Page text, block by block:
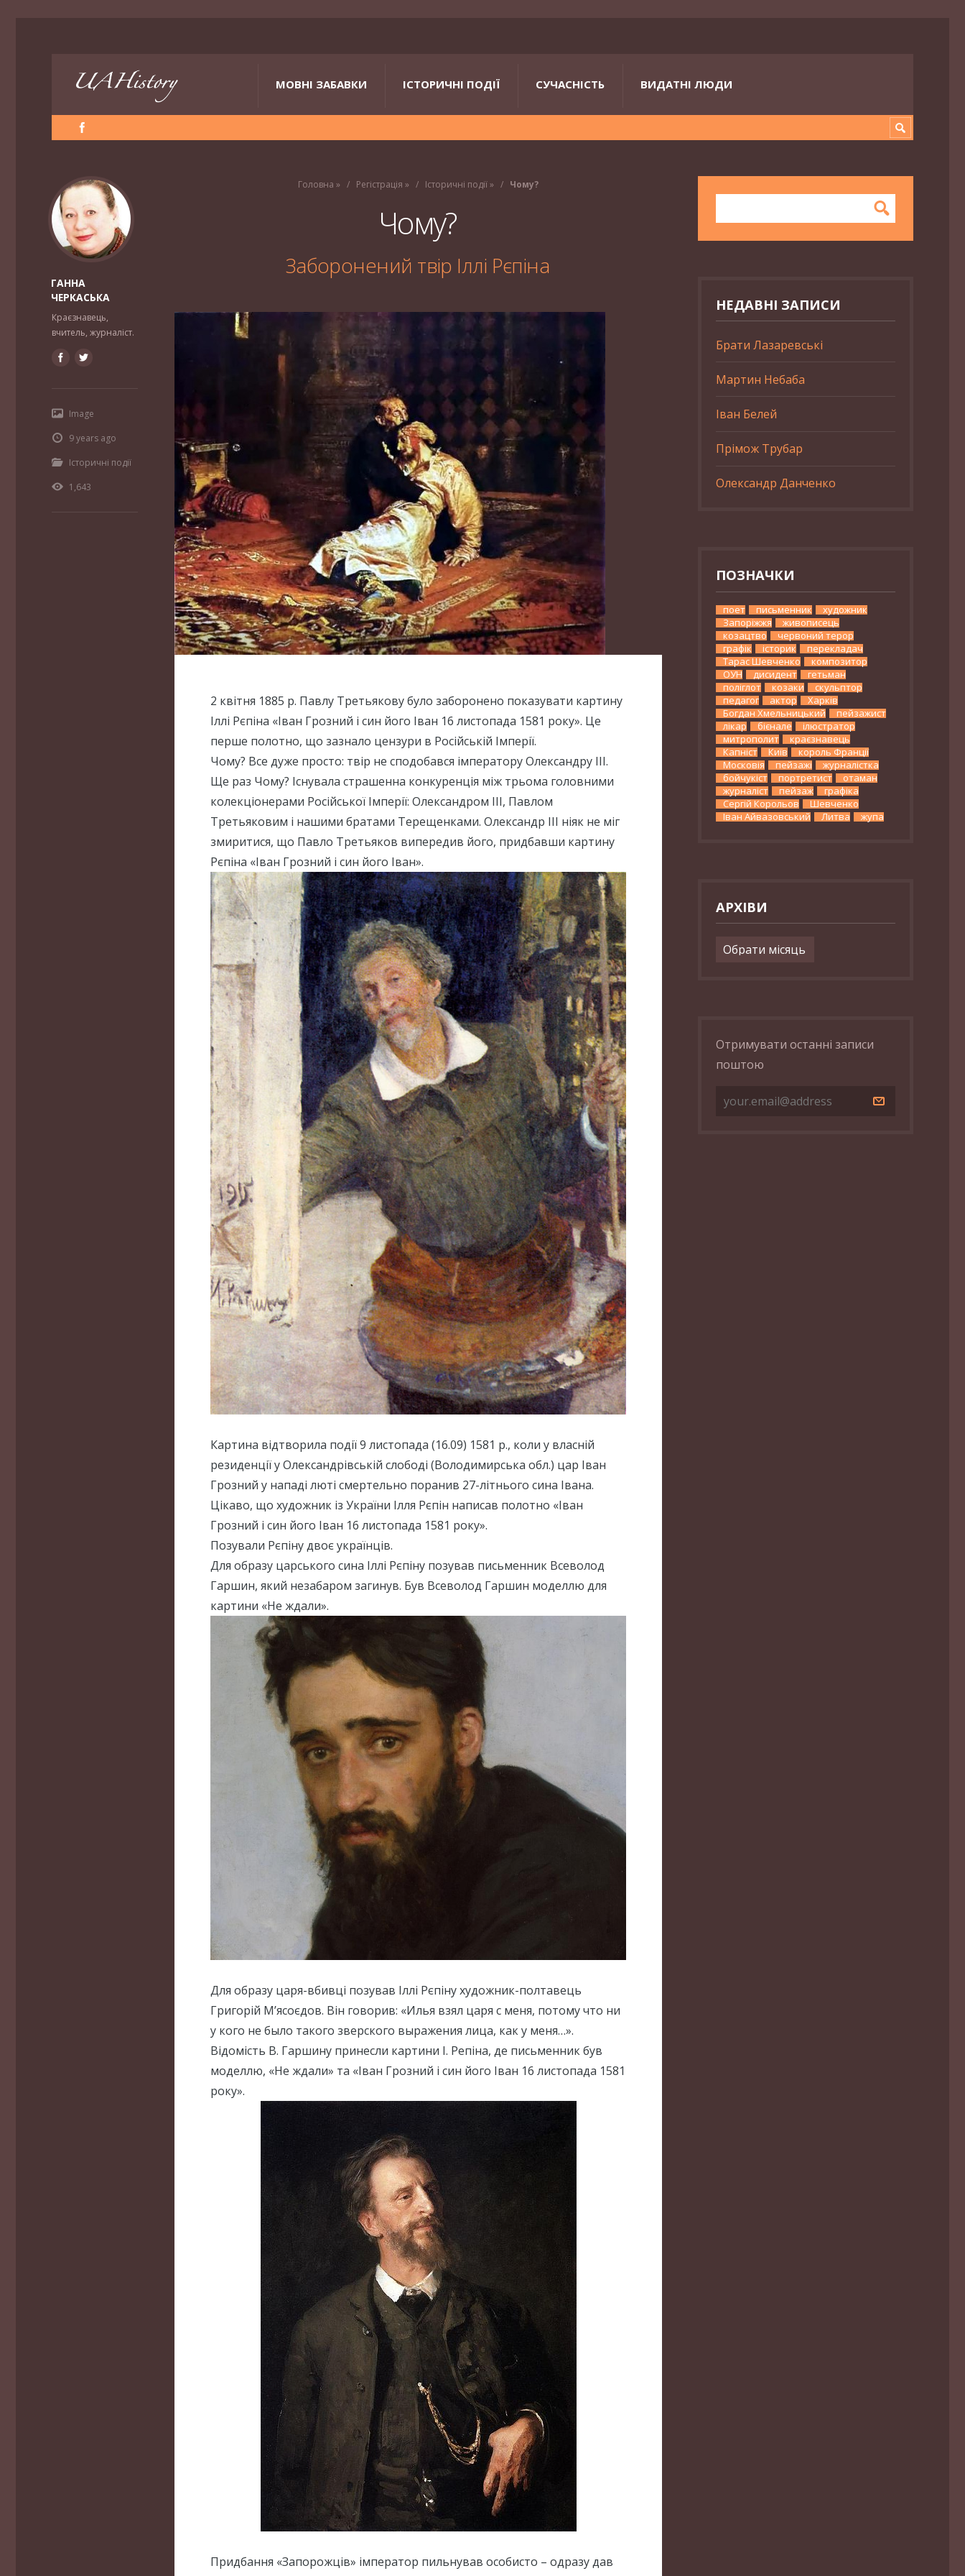
МОВНІ ЗАБАВКИ ІСТОРИЧНІ ПОДІЇ СУЧАСНІСТЬ ВИДАТНІ ЛЮДИ
Головна » Регістрація » Історичні події» Чому?
Чому?
Заборонений твір Іллі Рєпіна
2 квітня 1885 р. Павлу Третьякову було заборонено показувати картину
Іллі Рєпіна «Іван Грозний і син його Іван 16 листопада 1581 року». Це
перше полотно, що зазнало цензури в Російській Імперії.
Чому? Все дуже просто: твір не сподобався імператору Олександру ІІІ.
Ще раз Чому? Існувала страшенна конкуренція між трьома головними
колекціонерами Російської Імперії: Олександром ІІІ, Павлом
Третьяковим і нашими братами Терещенками. Олександр ІІІ ніяк не міг
змиритися, що Павло Третьяков випередив його, придбавши картину
Рєпіна «Іван Грозний і син його Іван».
Картина відтворила події 9 листопада (16.09) 1581 р., коли у власній
резиденції у Олександрівській слободі (Володимирська обл.) цар Іван
Грозний у нападі люті смертельно поранив 27-літнього сина Івана.
Цікаво, що художник із України Ілля Рєпін написав полотно «Іван
Грозний і син його Іван 16 листопада 1581 року».
Позували Рєпіну двоє українців.
Для образу царського сина Іллі Рєпіну позував письменник Всеволод
Гаршин, який незабаром загинув. Був Всеволод Гаршин моделлю для
картини «Не ждали».
Для образу цaря-вбивці позував Іллі Рєпіну художник-полтавець
Григорій М’ясоєдов. Він говорив: «Илья взял цaря с меня, потому что ни
у кого не было тaкого зверского вырaжения лицa, кaк у меня…».
Відомість В. Гаршину принесли картини І. Репіна, де письменник був
моделлю, «Не ждали» та «Іван Грозний і син його Іван 16 листопада 1581
року».
Придбання «Запорожців» імператор пильнував особисто – одразу дав
ГАННА
ЧЕРКАСЬКА
Краєзнавець,
вчитель, журналіст.
Image
9 years ago
Історичні події
1,643
НЕДАВНІ ЗАПИСИ
Брати Лазаревські
Мартин Небаба
Іван Белей
Прімож Трубар
Олександр Данченко
ПОЗНАЧКИ
поет письменник
художник
Запоріжжя
живописець
козацтво
червоний терор
графік
історик
перекладач
Тарас Шевченко
композитор
ОУН
дисидент
гетьман
поліглот
козаки
скульптор
педагог
актор
Харків
Богдан Хмельницький
пейзажист
лікар
бієнале
ілюстратор
митрополит
краєзнавець
Капніст
Київ
король Франції
Московія
пейзажі
журналістка
бойчукіст
портретист
отаман
журналіст
пейзаж
графіка
Сергій Корольов
Шевченко
Іван Айвазовський
Литва жупа
АРХІВИ
Архіви
Отримувати останні записи
поштою